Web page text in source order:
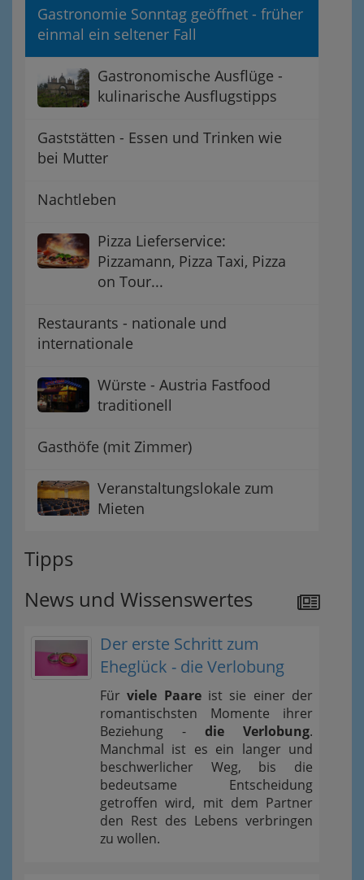
Gastronomie Sonntag geöffnet - früher
einmal ein seltener Fall
Gastronomische Ausflüge -
kulinarische Ausflugstipps
Gaststätten - Essen und Trinken wie
bei Mutter
Nachtleben
Pizza Lieferservice:
Pizzamann, Pizza Taxi, Pizza
on Tour...
Restaurants - nationale und
internationale
Würste - Austria Fastfood
traditionell
Gasthöfe (mit Zimmer)
Veranstaltungslokale zum
Mieten
Tipps
News und Wissenswertes
Der erste Schritt zum
Eheglück - die Verlobung
Fürviele Paareist sie einer der
romantischsten Momente ihrer
Beziehung - die Verlobung.
Manchmal ist es ein langer und
beschwerlicher Weg, bis die
bedeutsame Entscheidung
getroffen wird, mit dem Partner
den Rest des Lebens verbringen
zu wollen.